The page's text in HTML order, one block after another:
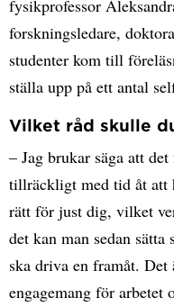
fysikprofessor
forskningsledare,
studenter kom till
ställa upp på ett antal
Vilket råd skulle
– Jag brukar säga att
tillräckligt med tid åt att
rätt för just dig, vilket
det kan man sedan
ska driva en framåt.
engagemang för arbetet